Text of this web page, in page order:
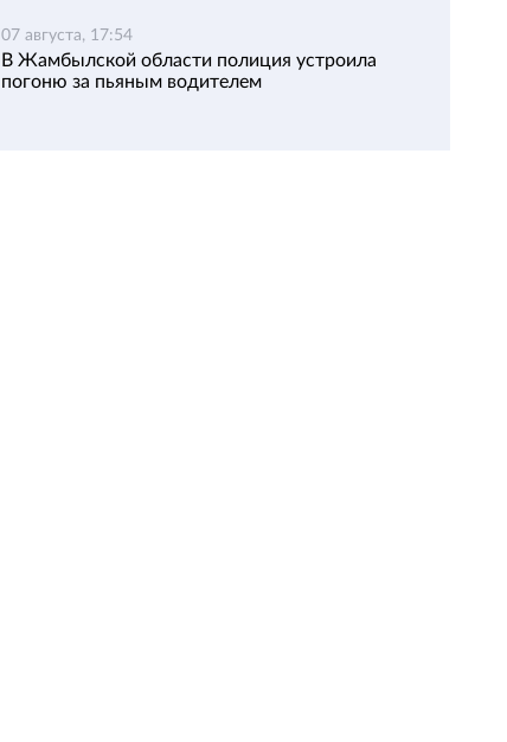
07 августа, 17:54
В Жамбылской области полиция устроила
погоню за пьяным водителем